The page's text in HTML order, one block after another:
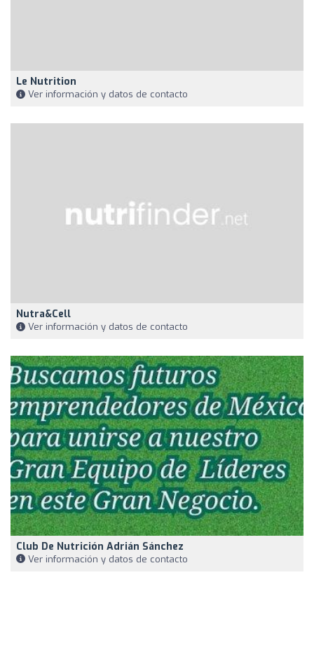
Le Nutrition
Ver información y datos de contacto
Nutra&cell
Ver información y datos de contacto
Club De Nutrición Adrián Sánchez
Ver información y datos de contacto